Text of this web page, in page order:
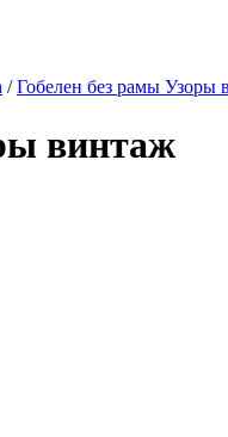
/Гобелен без рамы Узоры
винтаж